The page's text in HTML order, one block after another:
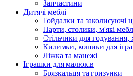
Запчастини
Дитячі меблі
Гойдалки та заколисуючі
Парти, столики, м'які
Стільчики для годування,
Килимки, кошики для
Ліжка та манежі
Іграшки для малюків
Брязкальця та гризунки